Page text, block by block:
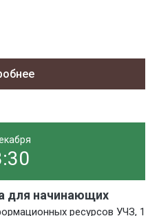
для начинающих
ресурсов УЧЗ, 1